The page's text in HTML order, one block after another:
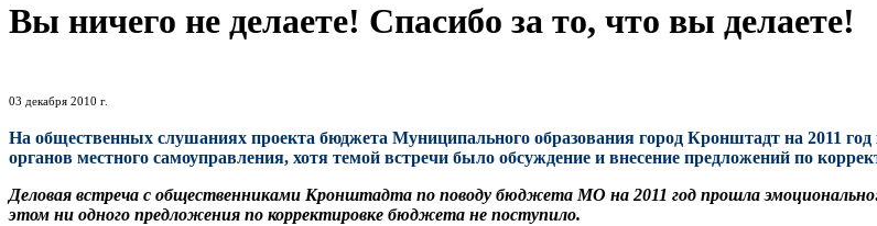
Вы ничего не делаете! Спасибо за то, что вы делаете!
03 декабря 2010 г.
На общественных слушаниях проекта бюджета Муниципального образования город Кронштадт на 2011
органов местного самоуправления, хотя темой встречи было обсуждение и внесение предложений по
Деловая встреча с общественниками Кронштадта по поводу бюджета МО на 2011 год прошла
этом ни одного предложения по корректировке бюджета не поступило.